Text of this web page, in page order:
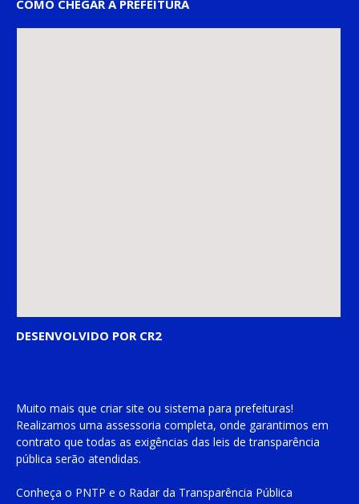
COMO CHEGAR À PREFEITURA
DESENVOLVIDO POR CR2
Muito mais que criar site ou sistema para prefeituras!
Realizamos uma assessoria completa, onde garantimos em
contrato que todas as exigências das leis de transparência
pública serão atendidas.
Conheça o PNTP e o Radar da Transparência Pública